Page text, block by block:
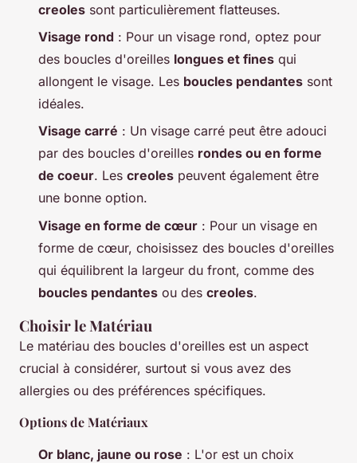
creoles sont particulièrement flatteuses.
Visage rond : Pour un visage rond, optez pour
des boucles d'oreilles longues et fines qui
allongent le visage. Les boucles pendantes sont
idéales.
Visage carré : Un visage carré peut être adouci
par des boucles d'oreilles rondes ou en forme
de coeur. Les creoles peuvent également être
une bonne option.
Visage en forme de cœur : Pour un visage en
forme de cœur, choisissez des boucles d'oreilles
qui équilibrent la largeur du front, comme des
boucles pendantes ou des creoles.
Choisir le Matériau
Le matériau des boucles d'oreilles est un aspect
crucial à considérer, surtout si vous avez des
allergies ou des préférences spécifiques.
Options de Matériaux
Or blanc, jaune ou rose : L'or est un choix